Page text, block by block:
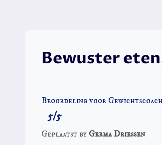
Bewuster
Beoordeling voor
5/5
Geplaatst by Germa Driessen